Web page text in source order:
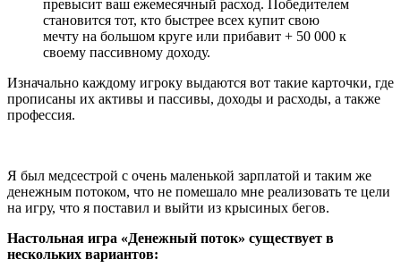
превысит ваш ежемесячный расход. Победителем
становится тот, кто быстрее всех купит свою
мечту на большом круге или прибавит + 50 000 к
своему пассивному доходу.
Изначально каждому игроку выдаются вот такие карточки, где
прописаны их активы и пассивы, доходы и расходы, а также
профессия.
Я был медсестрой с очень маленькой зарплатой и таким же
денежным потоком, что не помешало мне реализовать те цели
на игру, что я поставил и выйти из крысиных бегов.
Настольная игра «Денежный поток» существует в
нескольких вариантов: